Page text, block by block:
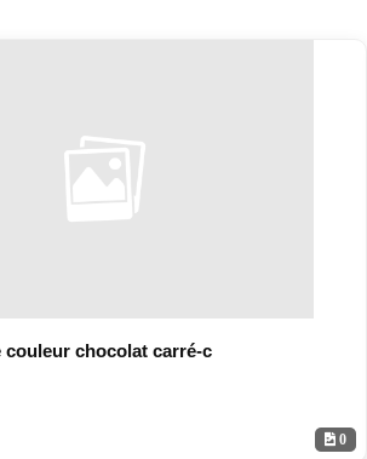
0
couleur chocolat carré-c